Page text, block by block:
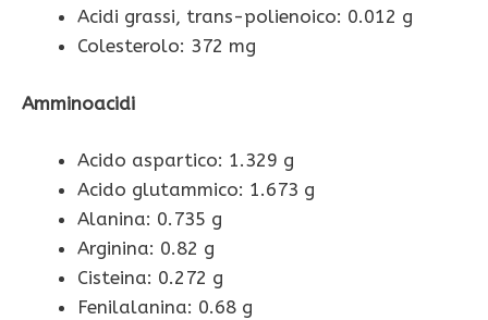
Acidi grassi, trans-polienoico: 0.012 g
Colesterolo: 372 mg
Amminoacidi
Acido aspartico: 1.329 g
Acido glutammico: 1.673 g
Alanina: 0.735 g
Arginina: 0.82 g
Cisteina: 0.272 g
Fenilalanina: 0.68 g